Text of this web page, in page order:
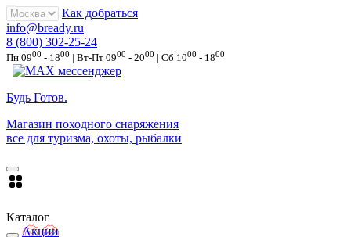
Как добраться
info@bready.ru
8 (800) 302-25-24
Пн 0900 - 1800 | Вт-Пт 0900 - 2000 | Сб 1000 - 1800
Будь Готов.
Магазин походного снаряжения
все для туризма, охоты, рыбалки
Каталог
Акции